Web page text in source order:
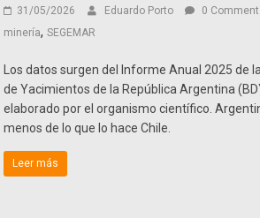
31/05/2026 Eduardo Porto 0
minería,SEGEMAR
Los datos surgen del Informe Anual 2025 de
de Yacimientos de la República Argentina
elaborado por el organismo científico.
menos de lo que lo hace Chile.
Leer más